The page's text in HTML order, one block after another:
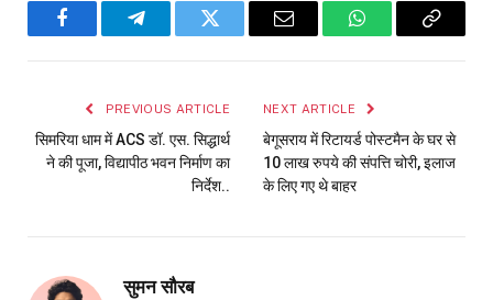
FacebookTelegramTwitter Email WhatsAppCopy
PREVIOUS ARTICLE
सिमरिया धाम में ACS डॉ. एस. सिद्धार्थ
ने की पूजा, विद्यापीठ भवन निर्माण का
निर्देश..
NEXT ARTICLE
बेगूसराय में रिटायर्ड पोस्टमैन के घर से
10 लाख रुपये की संपत्ति चोरी, इलाज
के लिए गए थे बाहर
सुमन सौरब